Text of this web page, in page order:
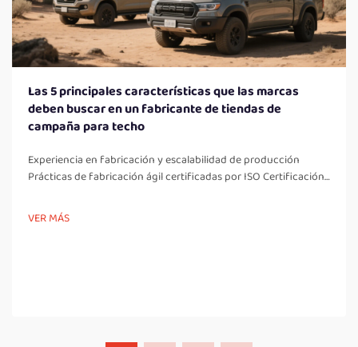
Las 5 principales características que las marcas
deben buscar en un fabricante de tiendas de
campaña para techo
Experiencia en fabricación y escalabilidad de producción
Prácticas de fabricación ágil certificadas por ISO Certificación
contar con la certificación ISO en nuestros procesos de
fabricación ágiles, incluyendo mejoras en la...
VER MÁS